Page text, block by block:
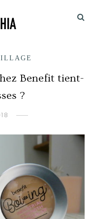
Benefit tient-
?